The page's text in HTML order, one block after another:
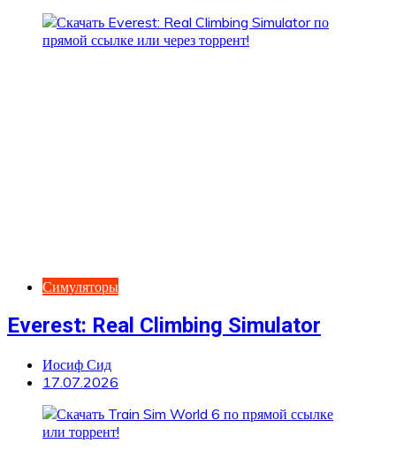
Симуляторы
Everest: Real Climbing Simulator
Иосиф Сид
17.07.2026